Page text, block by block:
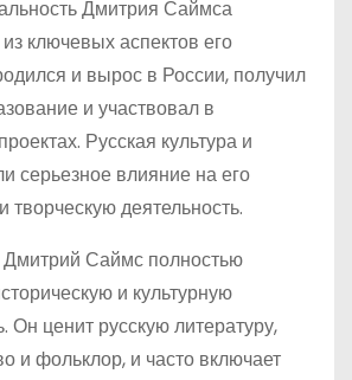
Дмитрия Саймса
ключевых аспектов его
и вырос в России, получил
и участвовал в
Русская культура и
серьезное влияние на его
творческую деятельность.
Дмитрий Саймс полностью
и культурную
Он ценит русскую литературу,
и фольклор, и часто включает